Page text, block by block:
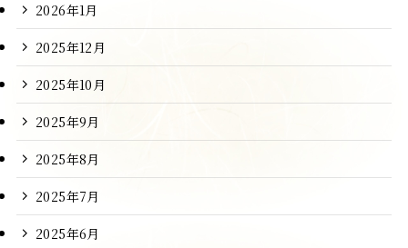
2026年1月
2025年12月
2025年10月
2025年9月
2025年8月
2025年7月
2025年6月